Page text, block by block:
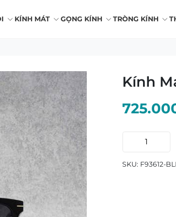
KÍNH MÁT GỌNG KÍNH TRÒNG KÍNH
Kính
F93612
SKU: F93612-